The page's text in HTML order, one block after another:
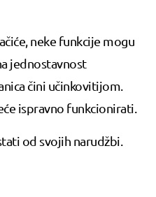
neke funkcije mogu
jednostavnost
čini učinkovitijom.
ispravno funkcionirati.
od svojih narudžbi.